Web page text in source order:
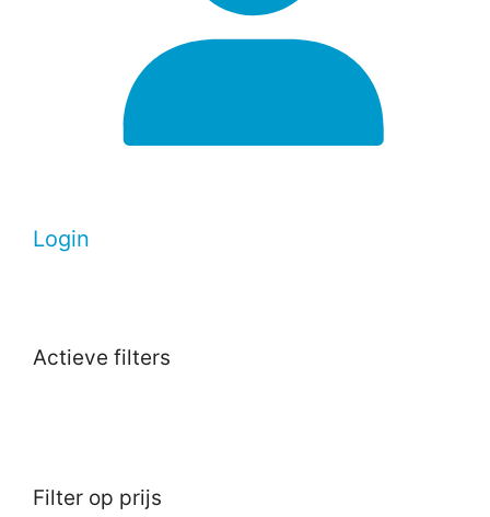
Login
Actieve filters
Filter op prijs